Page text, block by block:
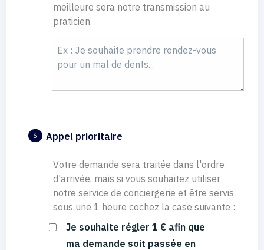
meilleure sera notre transmission au
praticien.
6 Appel prioritaire
Votre demande sera traitée dans l'ordre
d'arrivée, mais si vous souhaitez utiliser
notre service de conciergerie et être servis
sous une 1 heure cochez la case suivante :
Je souhaite régler 1 € afin que
ma demande soit passée en